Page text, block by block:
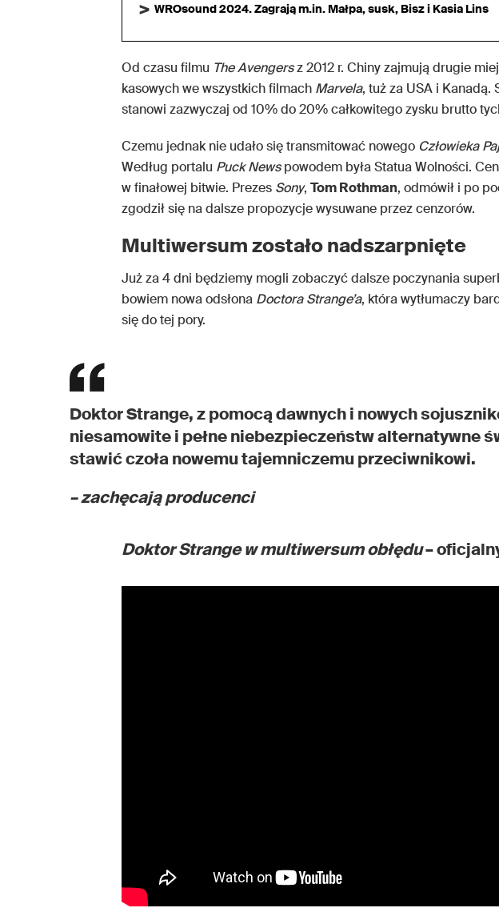
WROsound 2024. Zagrają m.in. Małpa, susk, Bisz i Kasia Lins
Od czasu filmu The Avengersz 2012 r. Chiny zajmują drugie
kasowych we wszystkich filmach Marvela, tuż za USA i
stanowi zazwyczaj od 10% do 20% całkowitego zysku brutto
Czemu jednak nie udało się transmitować nowego Człowieka
Według portalu Puck Newspowodem była Statua Wolności.
w finałowej bitwie. Prezes Sony, Tom Rothman, odmówił i po
zgodził się na dalsze propozycje wysuwane przez cenzorów.
Multiwersum zostało nadszarpnięte
Już za 4 dni będziemy mogli zobaczyć dalsze poczynania
bowiem nowa odsłona Doctora Strange’a, która wytłumaczy
się do tej pory.
Doktor Strange, z pomocą dawnych i nowych
niesamowite i pełne niebezpieczeństw alternatywne
stawić czoła nowemu tajemniczemu przeciwnikowi.
– zachęcają producenci
Doktor Strange w multiwersum obłędu–